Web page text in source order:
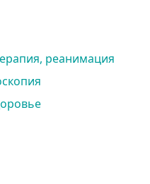
реанимация